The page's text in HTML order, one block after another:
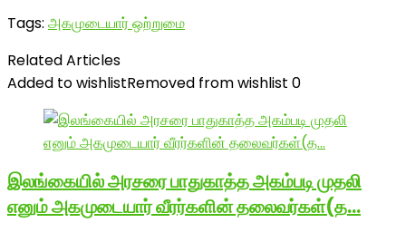
Tags: அகமுடையார் ஒற்றுமை
Related Articles
Added to wishlistRemoved from wishlist 0
இலங்கையில் அரசரை பாதுகாத்த அகம்படி முதலி
எனும் அகமுடையார் வீரர்களின் தலைவர்கள்(த…